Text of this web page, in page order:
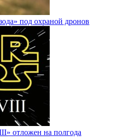
под охраной дронов
отложен на полгода